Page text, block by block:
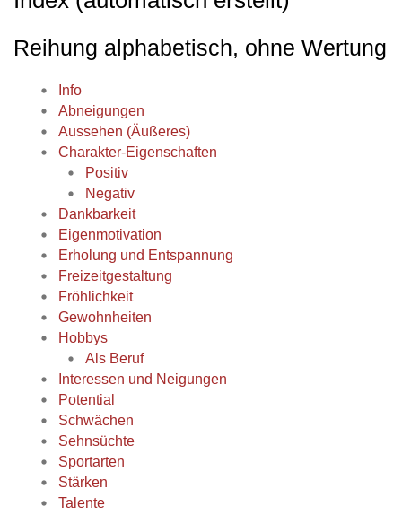
Reihung alphabetisch, ohne Wertung
Info
Abneigungen
Aussehen (Äußeres)
Charakter-Eigenschaften
Positiv
Negativ
Dankbarkeit
Eigenmotivation
Erholung und Entspannung
Freizeitgestaltung
Fröhlichkeit
Gewohnheiten
Hobbys
Als Beruf
Interessen und Neigungen
Potential
Schwächen
Sehnsüchte
Sportarten
Stärken
Talente